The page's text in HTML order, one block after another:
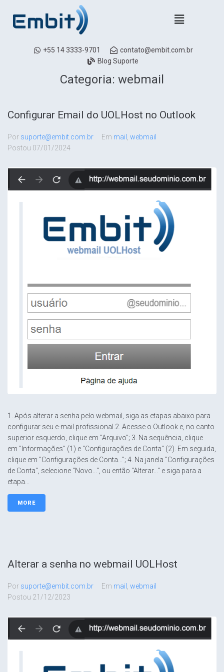
+55 14 3333-9701
contato@embit.com.br
Blog Suporte
Categoria: webmail
Configurar Email do UOLHost no Outlook
Por suporte@embit.com.br Em mail
webmail
Postou 07/01/2024
1. Após alterar a senha pelo webmail, siga as etapas abaixo para
configurar seu e-mail profissional.2. Acesse o Outlook e, no canto
superior esquerdo, clique em "Arquivo"; 3. Na sequência, clique
em "Informações" (1) e "Configurações de Conta" (2). Em seguida,
clique em "Configurações de Conta..."; 4. Na janela "Configurações
de Conta", selecione "Novo...", ou então "Alterar..." e siga para a
etapa...
MORE
Alterar a senha no webmail UOLHost
Por suporte@embit.com.br Em mail
webmail
Postou 21/12/2023